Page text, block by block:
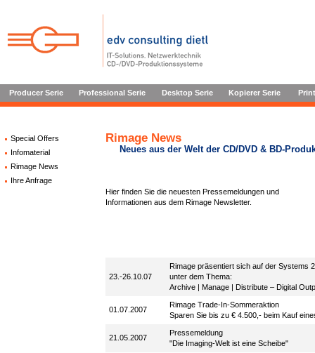
Producer Serie Professional Serie Desktop Serie Kopierer Serie
Special Offers
Infomaterial
Rimage News
Ihre Anfrage
Rimage News
Neues aus der Welt der CD/DVD & BD-
Hier finden Sie die neuesten Pressemeldungen und
Informationen aus dem Rimage Newsletter.
23.-26.10.07
Rimage präsentiert sich auf der Systems
unter dem Thema:
Archive | Manage | Distribute – Digital
01.07.2007
Rimage Trade-In-Sommeraktion
Sparen Sie bis zu € 4.500,- beim Kauf
21.05.2007
Pressemeldung
"Die Imaging-Welt ist eine Scheibe"